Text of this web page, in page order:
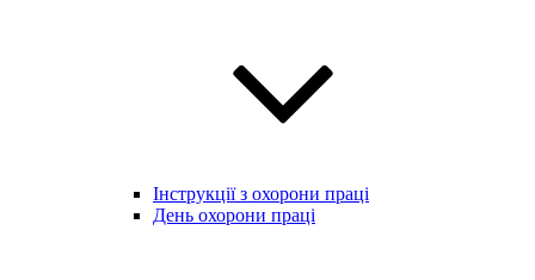
Інструкції з охорони праці
День охорони праці